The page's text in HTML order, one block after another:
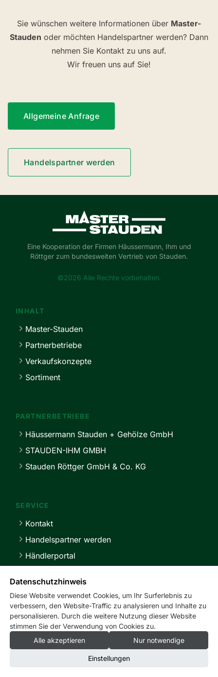
Sie wünschen weitere Informationen über Master-
Stauden oder möchten Handelspartner werden? Dann
nehmen Sie Kontakt zu uns auf.
Wir freuen uns auf Sie!
Allgemeine Anfrage
Handelspartner werden
Master-Stauden
Eine Kooperation der Firmen Häussermann, Ihm und
Röttger zum bundesweiten Vertrieb von Stauden.
©2026 Alle Rechte vorbehalten.
INHALT
Master-Stauden
Partnerbetriebe
Verkaufskonzepte
Sortiment
PARTNERBETRIEBE
Häussermann Stauden + Gehölze GmbH
STAUDEN-IHM GMBH
Stauden Röttger GmbH & Co. KG
SERVICE
Kontakt
Handelspartner werden
Händlerportal
service@master-stauden.de
Datenschutzhinweis
Diese Website verwendet Cookies, um Ihr Surferlebnis zu
verbessern, den Website-Traffic zu analysieren und Inhalte zu
personalisieren. Durch die weitere Nutzung dieser Website
stimmen Sie der Verwendung von Cookies zu.
Alle akzeptieren
Nur notwendige
Einstellungen